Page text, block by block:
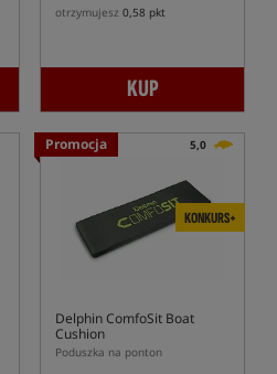
otrzymujesz 0,58 pkt
KUP
Promocja 5,0
KONKURS+
Delphin ComfoSit Boat
Cushion
Poduszka na ponton